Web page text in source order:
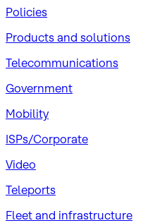
Policies
Products and solutions
Telecommunications
Government
Mobility
ISPs/Corporate
Video
Teleports
Fleet and infrastructure